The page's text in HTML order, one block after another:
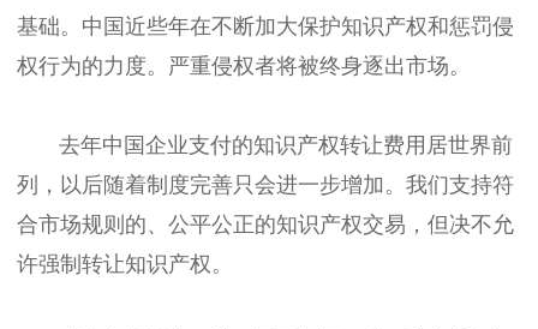
基础。中国近些年在不断加大保护知识产权和惩罚侵
权行为的力度。严重侵权者将被终身逐出市场。
去年中国企业支付的知识产权转让费用居世界前
列，以后随着制度完善只会进一步增加。我们支持符
合市场规则的、公平公正的知识产权交易，但决不允
许强制转让知识产权。